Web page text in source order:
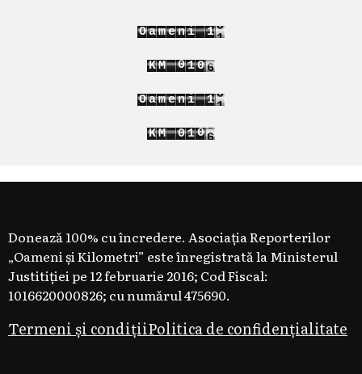
Oameni
12
KM
012
1
0
9
Oameni
12
KM
012
1
0
9
Donează 100% cu încredere. Asociația Reporterilor
„Oameni și Kilometri” este înregistrată la Ministerul
Justitiției pe 12 februarie 2016; Cod Fiscal:
1016620000826; cu numărul 475690.
Termeni și condițiiPolitica de confidențialitate